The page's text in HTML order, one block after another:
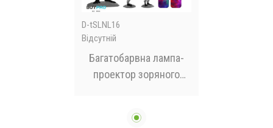
D-tSLNL16
Відсутній
Багатобарвна лампа-
проектор зоряного